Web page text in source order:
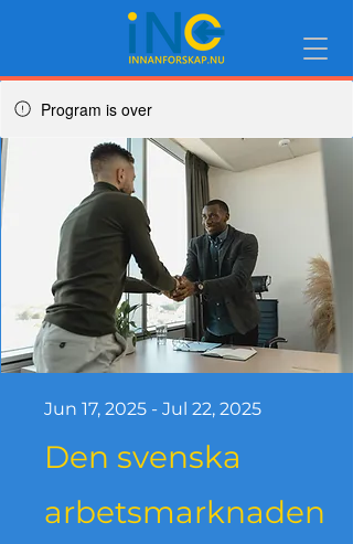
Program is over
Den svenska
arbetsmarknaden
Jun 17, 2025 - Jul 22, 2025